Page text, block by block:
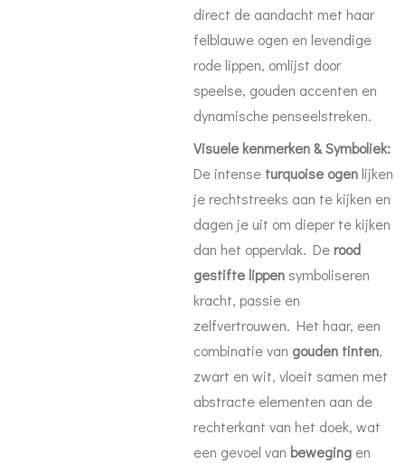
direct de aandacht met haar
felblauwe ogen en levendige
rode lippen, omlijst door
speelse, gouden accenten en
dynamische penseelstreken.
Visuele kenmerken & Symboliek:
De intense turquoise ogen lijken
je rechtstreeks aan te kijken en
dagen je uit om dieper te kijken
dan het oppervlak. De rood
gestifte lippensymboliseren
kracht, passie en
zelfvertrouwen. Het haar, een
combinatie van gouden tinten,
zwart en wit, vloeit samen met
abstracte elementen aan de
rechterkant van het doek, wat
een gevoel van beweging en